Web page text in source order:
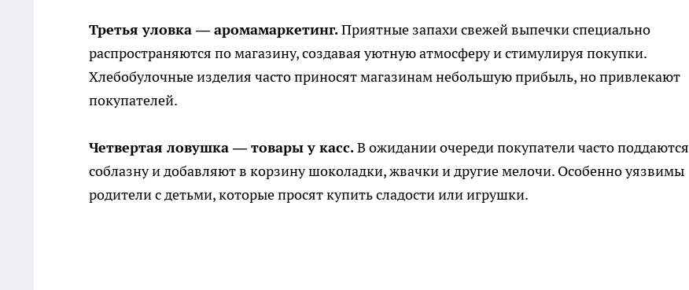
Третья уловка — аромамаркетинг.Приятные запахи свежей выпечки специально
распространяются по магазину, создавая уютную атмосферу и стимулируя покупки.
Хлебобулочные изделия часто приносят магазинам небольшую прибыль, но привлекают
покупателей.
Четвертая ловушка — товары у касс.В ожидании очереди покупатели часто поддаются
соблазну и добавляют в корзину шоколадки, жвачки и другие мелочи. Особенно уязвимы
родители с детьми, которые просят купить сладости или игрушки.